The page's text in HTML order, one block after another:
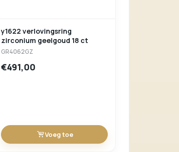
y1622 verlovingsring
zirconium geelgoud 18 ct
GR4062GZ
€491,00
Voeg toe